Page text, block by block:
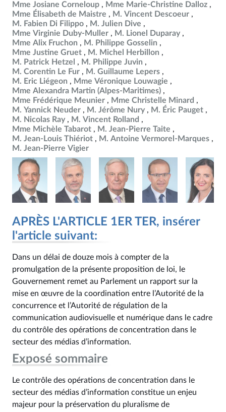
Mme Josiane Corneloup
Mme Marie-Christine Dalloz
Mme Élisabeth de Maistre
M. Vincent Descoeur
M. Fabien Di Filippo
M. Julien Dive
Mme Virginie Duby-Muller
M. Lionel Duparay
Mme Alix Fruchon
M. Philippe Gosselin
Mme Justine Gruet
M. Michel Herbillon
M. Patrick Hetzel
M. Philippe Juvin
M. Corentin Le Fur
M. Guillaume Lepers
M. Eric Liégeon
Mme Véronique Louwagie
Mme Alexandra Martin (Alpes-Maritimes)
Mme Frédérique Meunier
Mme Christelle Minard
M. Yannick Neuder
M. Jérôme Nury
M. Éric Pauget
M. Nicolas Ray
M. Vincent Rolland
Mme Michèle Tabarot
M. Jean-Pierre Taite
M. Jean-Louis Thiériot
M. Antoine Vermorel-Marques
M. Jean-Pierre Vigier
APRÈS L'ARTICLE 1ER TER, insérer
l'article suivant:
Dans un délai de douze mois à compter de la
promulgation de la présente proposition de loi, le
Gouvernement remet au Parlement un rapport sur la
mise en œuvre de la coordination entre l’Autorité de la
concurrence et l’Autorité de régulation de la
communication audiovisuelle et numérique dans le cadre
du contrôle des opérations de concentration dans le
secteur des médias d’information.
Exposé sommaire
Le contrôle des opérations de concentration dans le
secteur des médias d’information constitue un enjeu
majeur pour la préservation du pluralisme de